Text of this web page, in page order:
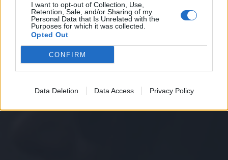
I want to opt-out of Collection, Use,
Retention, Sale, and/or Sharing of my
Personal Data that Is Unrelated with the
Purposes for which it was collected.
Opted Out
CONFIRM
Data Deletion Data Access Privacy Policy